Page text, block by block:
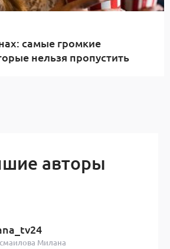
самые громкие
нельзя пропустить
авторы
Милана